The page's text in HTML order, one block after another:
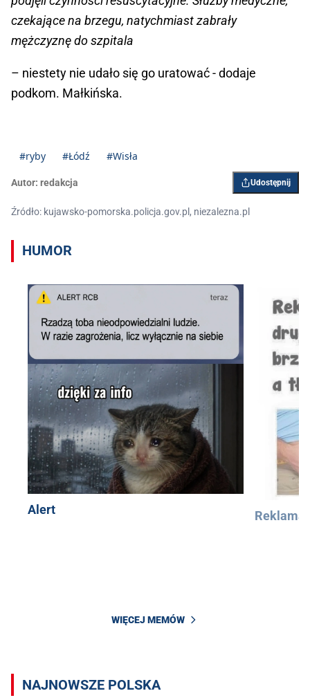
czekające na brzegu, natychmiast zabrały
mężczyznę do szpitala
– niestety nie udało się go uratować - dodaje
podkom. Małkińska.
#ryby #Łódź #Wisła
Autor: redakcja Udostępnij
Źródło: kujawsko-pomorska.policja.gov.pl, niezalezna.pl
HUMOR
Alert Reklama
WIĘCEJ MEMÓW
NAJNOWSZE POLSKA